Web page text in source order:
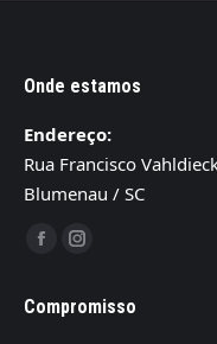
Onde estamos
Endereço:
Rua Francisco
Blumenau / SC
Encontre-nos em:
Facebook
opens
Instagram
opens
Compromisso